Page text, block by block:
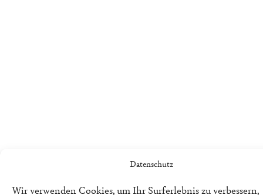
Datenschutz
Wir verwenden Cookies, um Ihr Surferlebnis zu verbessern,